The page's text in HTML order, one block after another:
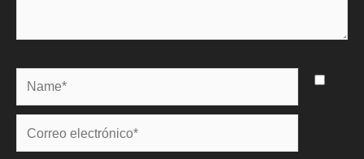
Name*
Correo
electrónico*